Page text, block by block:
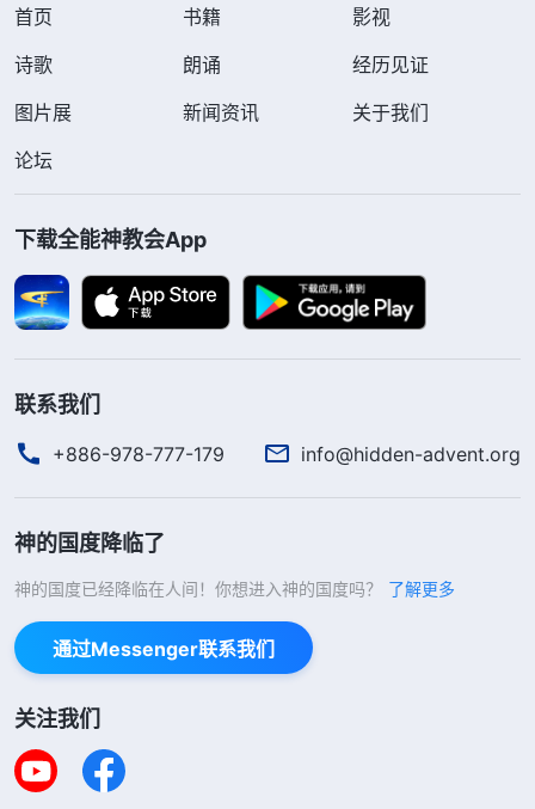
管尽什么本分都会被显明淘汰的。
我又琢磨，还有哪些不对的观点导致我不愿做小
区带领呢？后来意识到，我觉得小区带领是负责全盘
工作的，得会指导各项工作的业务，还得会分辨人，
否则就胜任不了这个本分，而我在业务方面有很多缺
少，所以就总想逃避。那我这个观点是否合乎真理
呢？我想到神的话：“作为带领安排完工作之后必须
跟进工作的进度，即使对这方面工作是外行，一点不
关、提建议，你从他们提的建议中找到合适的原则照
工人的职责（四）》 神的话给了我实行的路途。虽然我
做小区带领还有很多业务不掌握，但神从来没有说过
什么业务都懂了才能尽这个本分。神的心意是让我在
实际的操练中注重寻求真理原则补足自己的缺少，逐
步地进入真理实际。我在业务方面比较缺少，那就找
懂业务的弟兄姊妹配搭，共同寻求真理原则解决工作
求。如果我真尽心尽力配合了，最后因着自己身量
小、素质差确实胜任不了这个本分，那我可以提出辞
首页 书籍
影视
诗歌
朗诵
经历见证
图片展
新闻资讯
关于我们
论坛
下载全能神教会App
联系我们
+886-978-777-179 info@hidden-advent.org
神的国度降临了
神的国度已经降临在人间！你想进入神的国度吗？ 了解更多
通过Messenger联系我们
关注我们